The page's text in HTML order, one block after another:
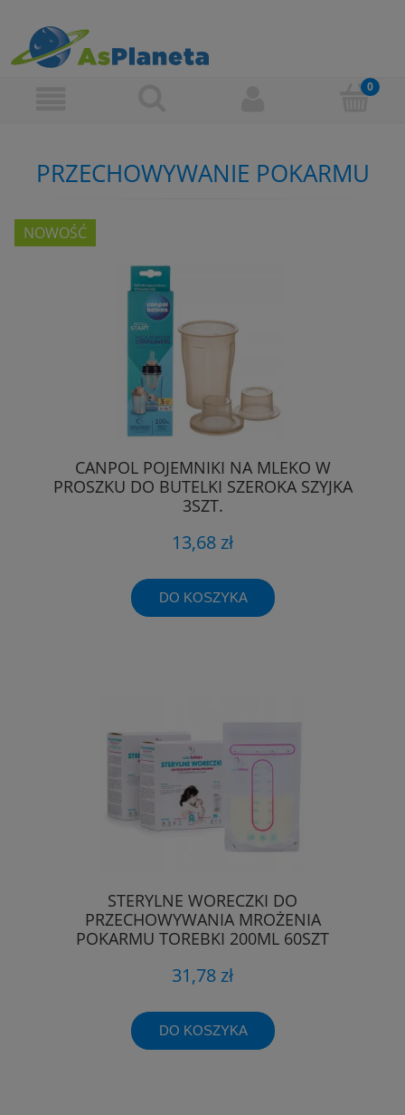
PRZECHOWYWANIE POKARMU
CANPOL POJEMNIKI NA MLEKO W
PROSZKU DO BUTELKI SZEROKA SZYJKA
3SZT.
13,68 zł
DO KOSZYKA
NOWOŚĆ
STERYLNE WORECZKI DO
PRZECHOWYWANIA MROŻENIA
POKARMU TOREBKI 200ML 60SZT
31,78 zł
DO KOSZYKA